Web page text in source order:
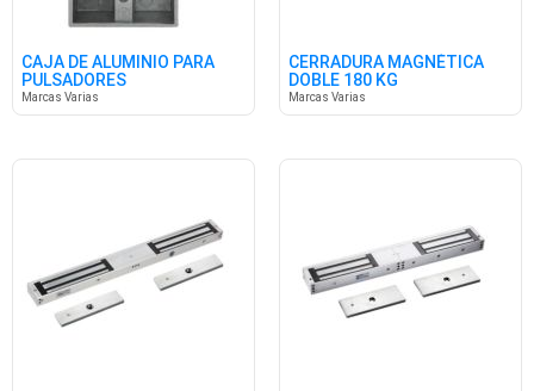
CAJA DE ALUMINIO PARA
PULSADORES
Marcas Varias
CERRADURA MAGNÉTICA
DOBLE 180 KG
Marcas Varias